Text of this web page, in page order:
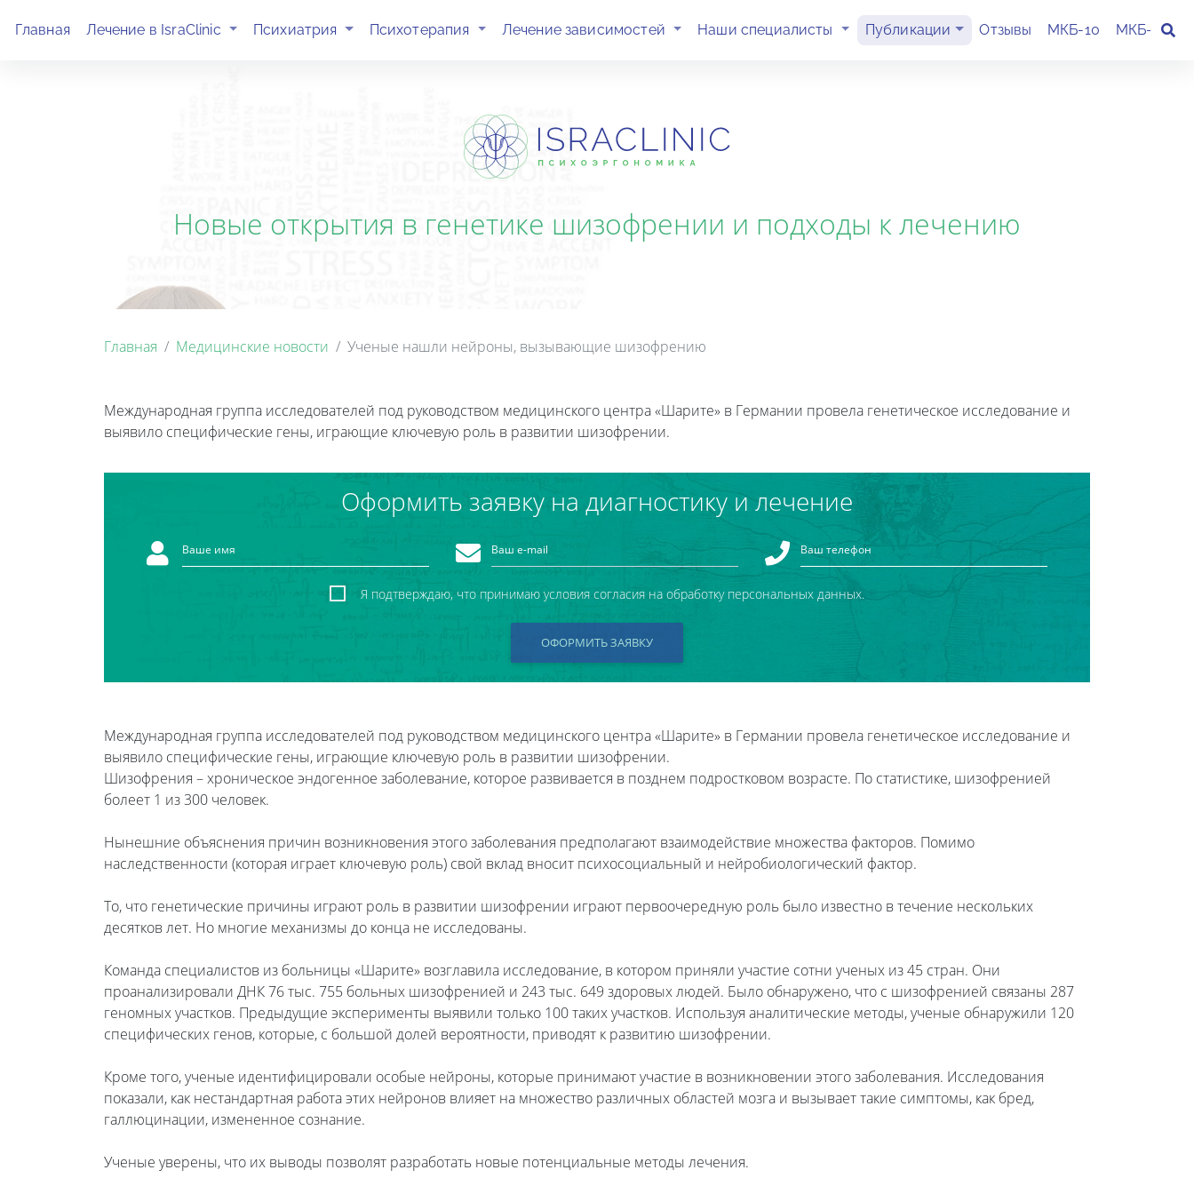
Главная Лечение в IsraClinic (current)Психиатрия (current)Психотерапия (current)Лечение зависимостей (current)Наши специалисты (current)Публикации Отзывы МКБ-10 МКБ-11
Новые открытия в генетике шизофрении и подходы к лечению
Главная Медицинские новости Ученые нашли нейроны, вызывающие шизофрению
Международная группа исследователей под руководством медицинского центра «Шарите» в Германии провела генетическое исследование и
выявило специфические гены, играющие ключевую роль в развитии шизофрении.
Оформить заявку на диагностику и лечение
Я подтверждаю, что принимаю условия согласия на обработку персональных данных.
ОФОРМИТЬ ЗАЯВКУ
Международная группа исследователей под руководством медицинского центра «Шарите» в Германии провела генетическое исследование и
выявило специфические гены, играющие ключевую роль в развитии шизофрении.
Шизофрения – хроническое эндогенное заболевание, которое развивается в позднем подростковом возрасте. По статистике, шизофренией
болеет 1 из 300 человек.
Нынешние объяснения причин возникновения этого заболевания предполагают взаимодействие множества факторов. Помимо
наследственности (которая играет ключевую роль) свой вклад вносит психосоциальный и нейробиологический фактор.
То, что генетические причины играют роль в развитии шизофрении играют первоочередную роль было известно в течение нескольких
десятков лет. Но многие механизмы до конца не исследованы.
Команда специалистов из больницы «Шарите» возглавила исследование, в котором приняли участие сотни ученых из 45 стран. Они
проанализировали ДНК 76 тыс. 755 больных шизофренией и 243 тыс. 649 здоровых людей. Было обнаружено, что с шизофренией связаны 287
геномных участков. Предыдущие эксперименты выявили только 100 таких участков. Используя аналитические методы, ученые обнаружили 120
специфических генов, которые, с большой долей вероятности, приводят к развитию шизофрении.
Кроме того, ученые идентифицировали особые нейроны, которые принимают участие в возникновении этого заболевания. Исследования
показали, как нестандартная работа этих нейронов влияет на множество различных областей мозга и вызывает такие симптомы, как бред,
галлюцинации, измененное сознание.
Ученые уверены, что их выводы позволят разработать новые потенциальные методы лечения.